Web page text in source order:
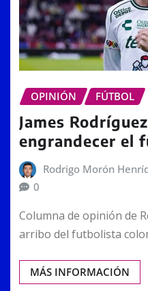
OPINIÓN FÚTBOL
James
engrandecer el
Rodrigo Morón
0
Columna de opinión de
arribo del futbolista
MÁS INFORMACIÓN